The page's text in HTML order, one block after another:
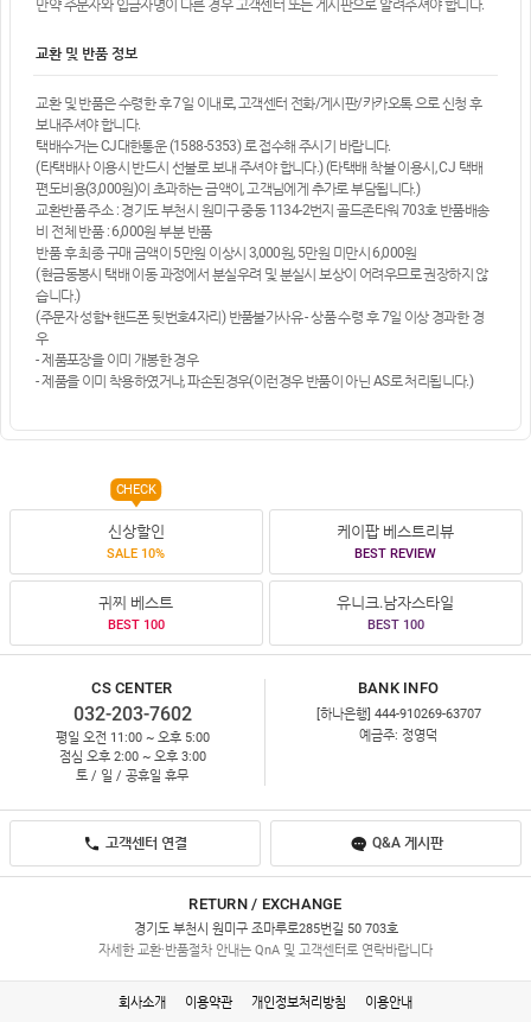
만약 주문자와 입금자명이 다른 경우 고객센터 또는 게시판으로 알려주셔야 합니다.
교환 및 반품 정보
교환 및 반품은 수령한 후 7일 이내로, 고객센터 전화/게시판/카카오톡 으로 신청 후
보내주셔야 합니다.
택배수거는 CJ대한통운 (1588-5353) 로 접수해 주시기 바랍니다.
(타택배사 이용시 반드시 선불로 보내 주셔야 합니다.) (타택배 착불 이용시, CJ 택배
편도비용(3,000원)이 초과하는 금액이, 고객님에게 추가로 부담됩니다.)
교환반품 주소 : 경기도 부천시 원미구 중동 1134-2번지 골드존타워 703호 반품배송
비 전체 반품 : 6,000원 부분 반품
반품 후 최종 구매 금액이 5만원 이상시 3,000원, 5만원 미만시 6,000원
(현금동봉시 택배 이동 과정에서 분실우려 및 분실시 보상이 어려우므로 권장하지 않
습니다.)
(주문자 성함+핸드폰 뒷번호4자리) 반품불가사유 - 상품 수령 후 7일 이상 경과한 경
우
- 제품포장을 이미 개봉한 경우
- 제품을 이미 착용하였거나, 파손된경우(이런경우 반품이 아닌 AS로 처리됩니다.)
신상할인
SALE 10%
CHECK
케이팝 베스트리뷰
BEST REVIEW
귀찌 베스트
BEST 100
유니크.남자스타일
BEST 100
CS CENTER
032-203-7602
평일 오전 11:00 ~ 오후 5:00
점심 오후 2:00 ~ 오후 3:00
토 / 일 / 공휴일 휴무
BANK INFO
[하나은행] 444-910269-63707
예금주: 정영덕
고객센터 연결 Q&A 게시판
RETURN / EXCHANGE
경기도 부천시 원미구 조마루로285번길 50 703호
자세한 교환·반품절차 안내는 QnA 및 고객센터로 연락바랍니다
회사소개 이용약관 개인정보처리방침 이용안내